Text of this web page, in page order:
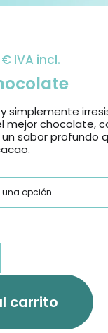
€ Rango
de
precios:
desde
20,00 €
48,00 €
IVA incl.
simplemente
mejor chocolate,
sabor profundo
carrito